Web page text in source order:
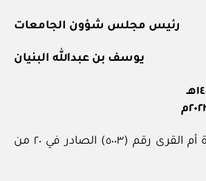
رئيس مجلس شؤون الجامعات
يوسف بن عبدالله البنيان
نشر في عدد جريدة أم القرى رقم (٥٠٠٣) الصادر في ٢٠ من